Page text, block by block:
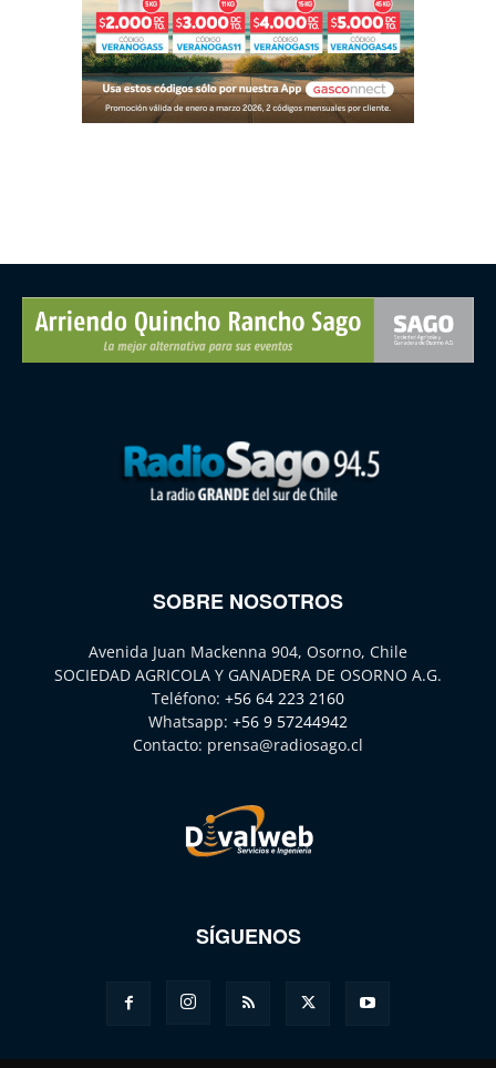
SOBRE NOSOTROS
Avenida Juan Mackenna 904, Osorno, Chile
SOCIEDAD AGRICOLA Y GANADERA DE OSORNO A.G.
Teléfono: +56 64 223 2160
Whatsapp: +56 9 57244942
Contacto: prensa@radiosago.cl
SÍGUENOS